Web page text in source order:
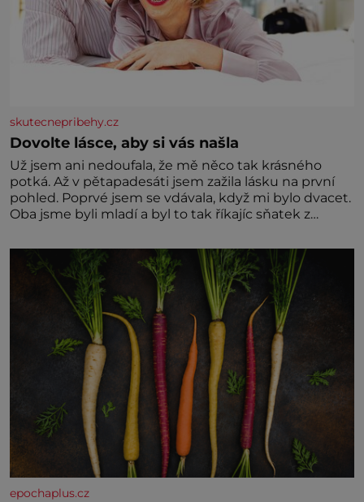
skutecnepribehy.cz
Dovolte lásce, aby si vás našla
Už jsem ani nedoufala, že mě něco tak krásného
potká. Až v pětapadesáti jsem zažila lásku na první
pohled. Poprvé jsem se vdávala, když mi bylo dvacet.
Oba jsme byli mladí a byl to tak říkajíc sňatek z
zaopatřený mladý muž. Manželství nám oběma moc
nesvědčilo, brzy jsme zjistili, že
epochaplus.cz